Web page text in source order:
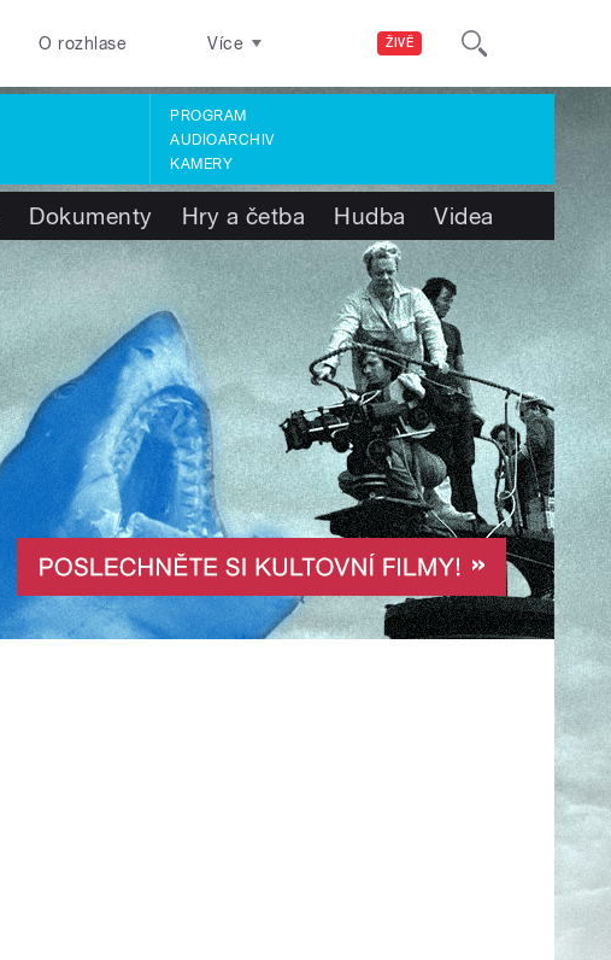
ŽIVĚ
O rozhlase Více
PROGRAM
AUDIOARCHIV
KAMERY
Dokumenty Hry a četba Hudba Videa